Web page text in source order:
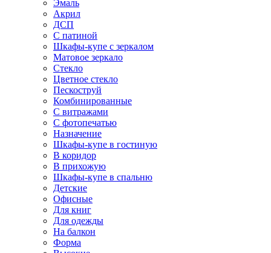
Эмаль
Акрил
ДСП
С патиной
Шкафы-купе с зеркалом
Матовое зеркало
Стекло
Цветное стекло
Пескоструй
Комбинированные
С витражами
С фотопечатью
Назначение
Шкафы-купе в гостиную
В коридор
В прихожую
Шкафы-купе в спальню
Детские
Офисные
Для книг
Для одежды
На балкон
Форма